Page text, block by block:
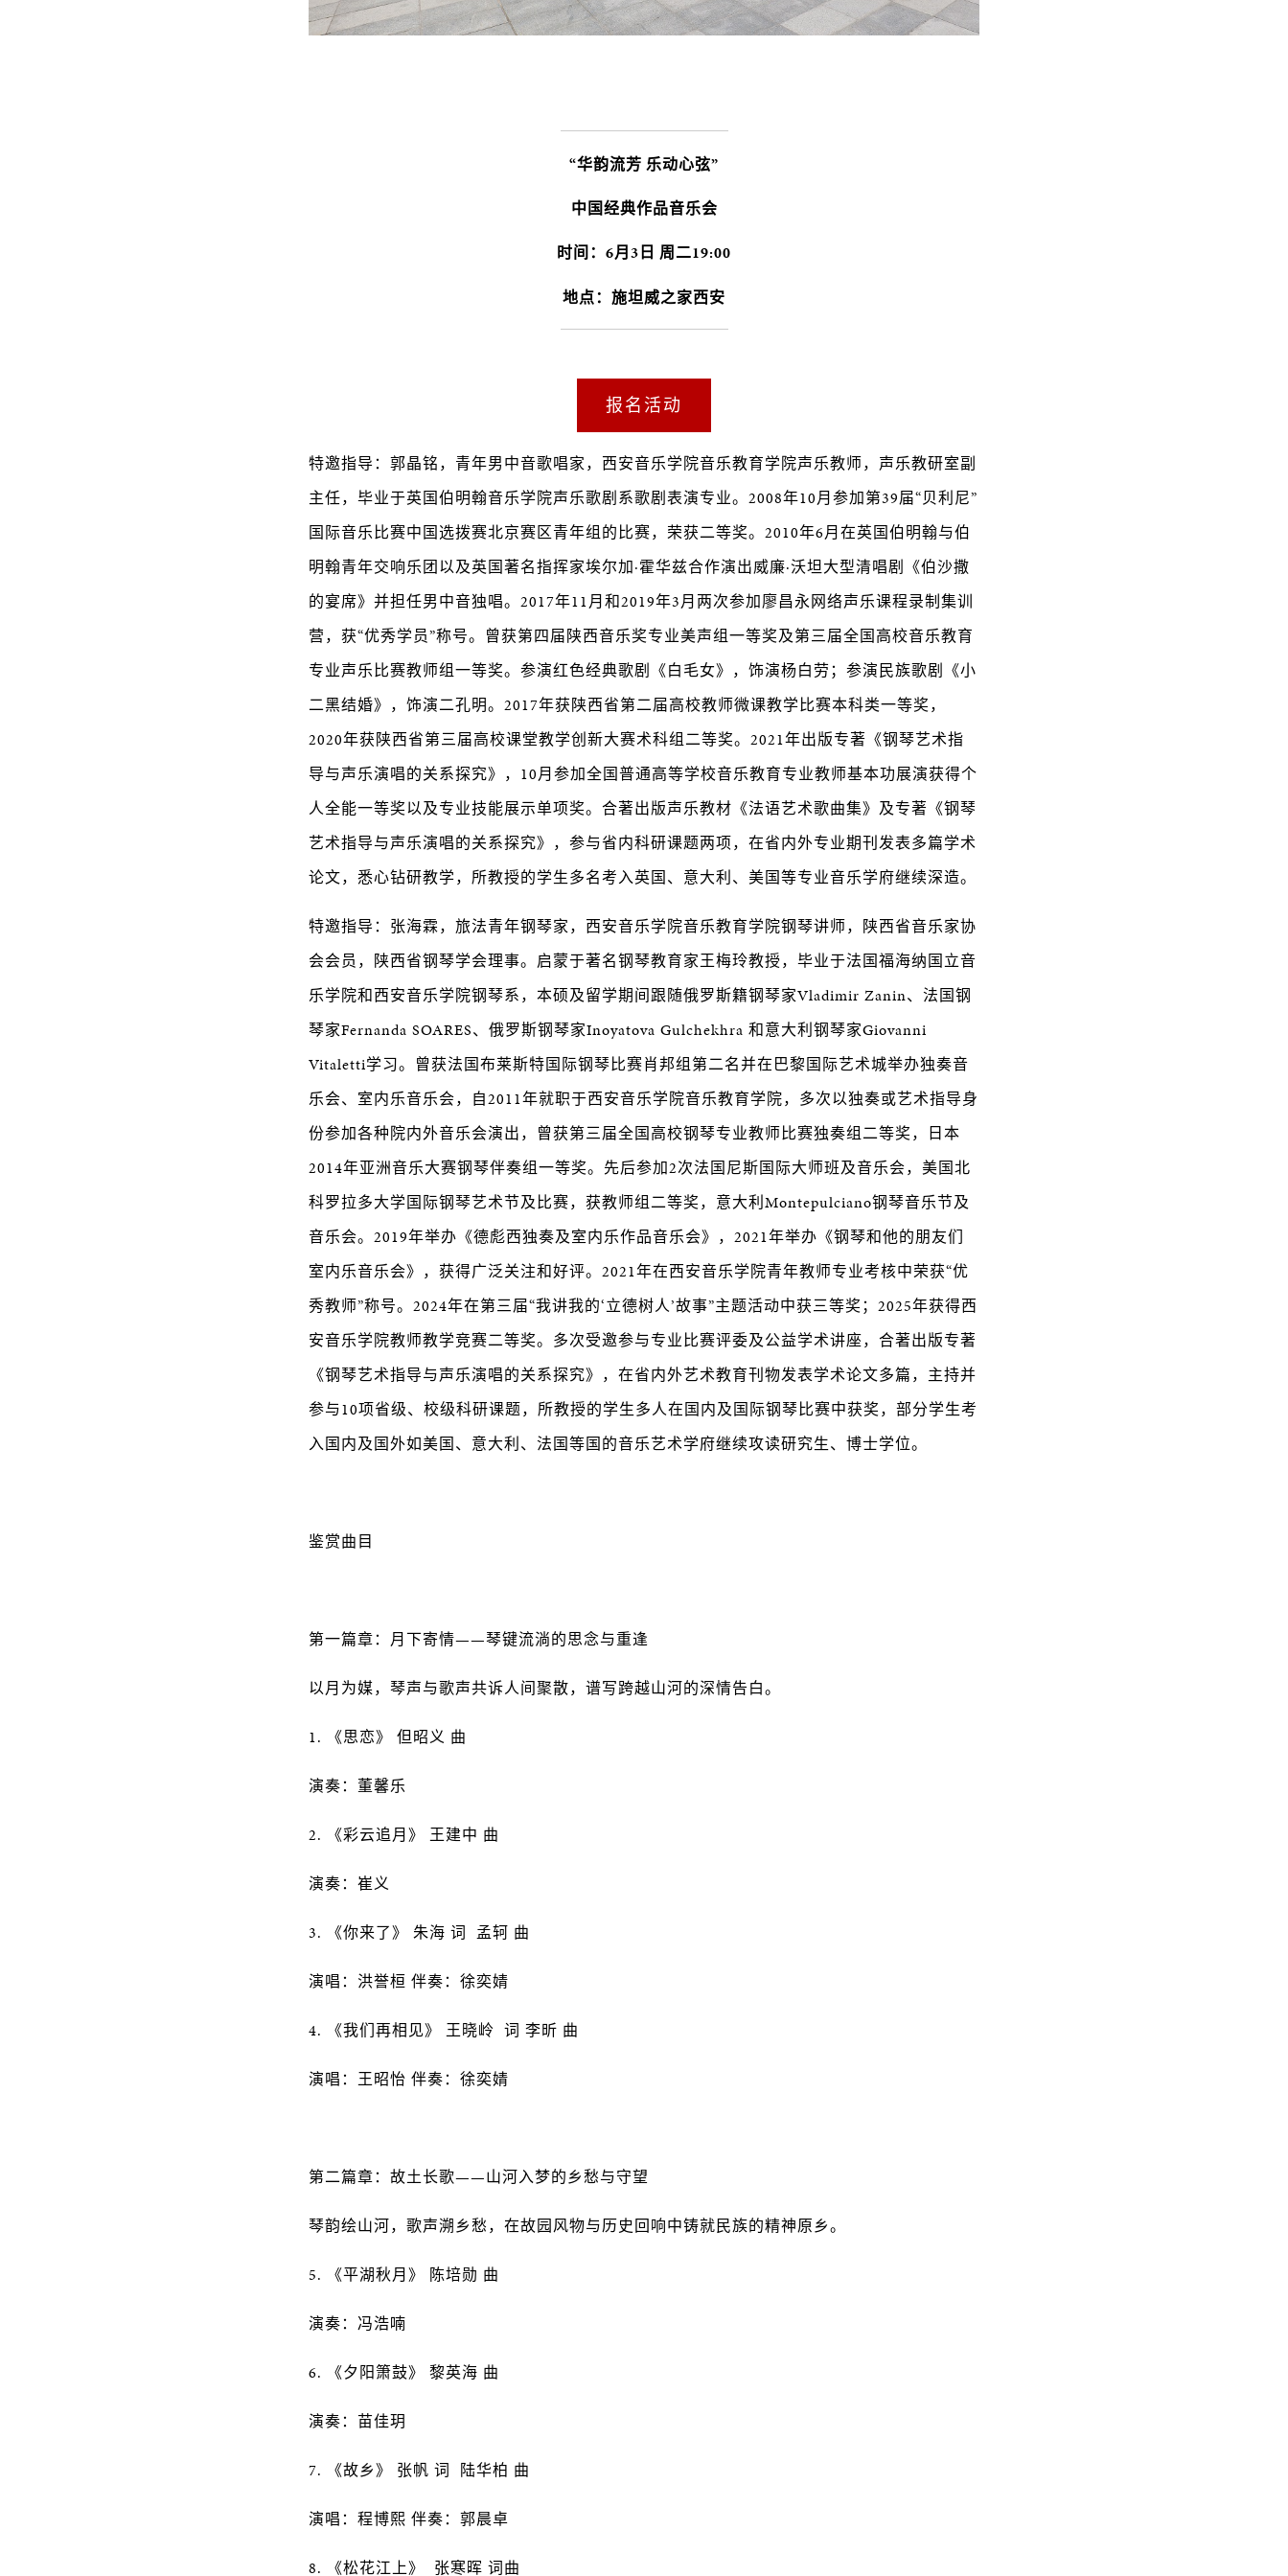
“华韵流芳 乐动心弦”
中国经典作品音乐会
时间：6月3日 周二19:00
地点：施坦威之家西安
报名活动
特邀指导：郭晶铭，青年男中音歌唱家，西安音乐学院音乐教育学院声乐教师，声乐教研室副
主任，毕业于英国伯明翰音乐学院声乐歌剧系歌剧表演专业。2008年10月参加第39届“贝利尼”
国际音乐比赛中国选拨赛北京赛区青年组的比赛，荣获二等奖。2010年6月在英国伯明翰与伯
明翰青年交响乐团以及英国著名指挥家埃尔加·霍华兹合作演出威廉·沃坦大型清唱剧《伯沙撒
的宴席》并担任男中音独唱。2017年11月和2019年3月两次参加廖昌永网络声乐课程录制集训
营，获“优秀学员”称号。曾获第四届陕西音乐奖专业美声组一等奖及第三届全国高校音乐教育
专业声乐比赛教师组一等奖。参演红色经典歌剧《白毛女》，饰演杨白劳；参演民族歌剧《小
二黑结婚》，饰演二孔明。2017年获陕西省第二届高校教师微课教学比赛本科类一等奖，
2020年获陕西省第三届高校课堂教学创新大赛术科组二等奖。2021年出版专著《钢琴艺术指
导与声乐演唱的关系探究》，10月参加全国普通高等学校音乐教育专业教师基本功展演获得个
人全能一等奖以及专业技能展示单项奖。合著出版声乐教材《法语艺术歌曲集》及专著《钢琴
艺术指导与声乐演唱的关系探究》，参与省内科研课题两项，在省内外专业期刊发表多篇学术
论文，悉心钻研教学，所教授的学生多名考入英国、意大利、美国等专业音乐学府继续深造。
特邀指导：张海霖，旅法青年钢琴家，西安音乐学院音乐教育学院钢琴讲师，陕西省音乐家协
会会员，陕西省钢琴学会理事。启蒙于著名钢琴教育家王梅玲教授，毕业于法国福海纳国立音
乐学院和西安音乐学院钢琴系，本硕及留学期间跟随俄罗斯籍钢琴家Vladimir Zanin、法国钢
琴家Fernanda SOARES、俄罗斯钢琴家Inoyatova Gulchekhra 和意大利钢琴家Giovanni
Vitaletti学习。曾获法国布莱斯特国际钢琴比赛肖邦组第二名并在巴黎国际艺术城举办独奏音
乐会、室内乐音乐会，自2011年就职于西安音乐学院音乐教育学院，多次以独奏或艺术指导身
份参加各种院内外音乐会演出，曾获第三届全国高校钢琴专业教师比赛独奏组二等奖，日本
2014年亚洲音乐大赛钢琴伴奏组一等奖。先后参加2次法国尼斯国际大师班及音乐会，美国北
科罗拉多大学国际钢琴艺术节及比赛，获教师组二等奖，意大利Montepulciano钢琴音乐节及
音乐会。2019年举办《德彪西独奏及室内乐作品音乐会》，2021年举办《钢琴和他的朋友们
室内乐音乐会》，获得广泛关注和好评。2021年在西安音乐学院青年教师专业考核中荣获“优
秀教师”称号。2024年在第三届“我讲我的‘立德树人’故事”主题活动中获三等奖；2025年获得西
安音乐学院教师教学竞赛二等奖。多次受邀参与专业比赛评委及公益学术讲座，合著出版专著
《钢琴艺术指导与声乐演唱的关系探究》，在省内外艺术教育刊物发表学术论文多篇，主持并
参与10项省级、校级科研课题，所教授的学生多人在国内及国际钢琴比赛中获奖，部分学生考
入国内及国外如美国、意大利、法国等国的音乐艺术学府继续攻读研究生、博士学位。
鉴赏曲目
第一篇章：月下寄情——琴键流淌的思念与重逢
以月为媒，琴声与歌声共诉人间聚散，谱写跨越山河的深情告白。
1. 《思恋》 但昭义 曲
演奏：董馨乐
2. 《彩云追月》 王建中 曲
演奏：崔义
3. 《你来了》 朱海 词 孟轲 曲
演唱：洪誉桓 伴奏：徐奕婧
4. 《我们再相见》 王晓岭 词 李昕 曲
演唱：王昭怡 伴奏：徐奕婧
第二篇章：故土长歌——山河入梦的乡愁与守望
琴韵绘山河，歌声溯乡愁，在故园风物与历史回响中铸就民族的精神原乡。
5. 《平湖秋月》 陈培勋 曲
演奏：冯浩喃
6. 《夕阳箫鼓》 黎英海 曲
演奏：苗佳玥
7. 《故乡》 张帆 词 陆华柏 曲
演唱：程博熙 伴奏：郭晨卓
8. 《松花江上》 张寒晖 词曲